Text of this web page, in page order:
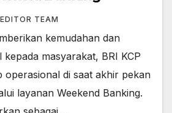
EDITOR TEAM
kemudahan dan
masyarakat, BRI KCP
operasional di saat akhir pekan
layanan Weekend Banking.